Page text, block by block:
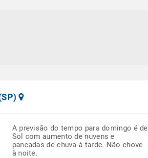
A previsão do tempo para domingo é de
Sol com aumento de nuvens e
pancadas de chuva à tarde. Não chove
à noite.